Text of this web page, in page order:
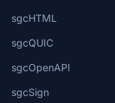
sgcHTML
sgcQUIC
sgcOpenAPI
sgcSign